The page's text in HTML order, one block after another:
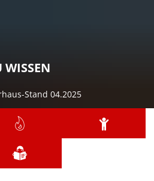
WISSEN
Stand 04.2025